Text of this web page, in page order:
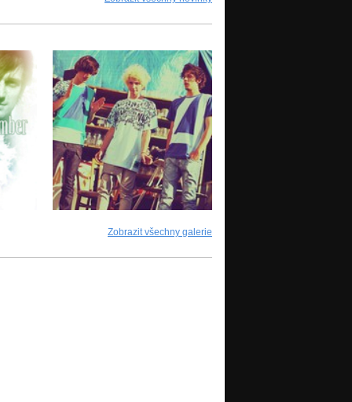
Zobrazit všechny galerie